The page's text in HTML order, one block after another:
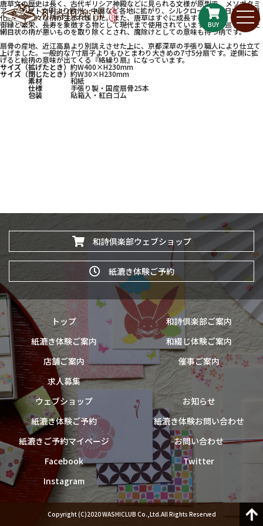
BUY
唐草文の歴史は長く、古代ギリシア神殿などに見られる文様が原型で、メソポタミ
ア、エジプト文明より欧州、中国など各地に拡がり、シルクロードより日本で国風
化されて様々な柄が生まれました。また、唐草はすぐに成長する処から、途切れぬ
御縁と繁栄、長寿を象徴する物として現代まで使用されています。張り巡らされた
網目状の柄が悪いものを取り除くとされ、魔除けとしての意味も持つ柄です。
扇骨の産地、近江高島より別誂えさせた上に、京都深草の手張り職人により仕立て
上げました。一般的な7寸扇子よりもひとまわり大きめの7寸5分扇です。逆側に拡
げると絵柄の意味が出てくる『絡繰り扇』になっています。
サイズ（拡げたとき）約W400×H230mm
サイズ（閉じたとき） 約W30×H230mm
素材 和紙
仕様 手張り製・国産扇骨25本
包装 貼箱入・紅白ゴム
和詩倶楽部ウェブショップ
紙漉き体験ご予約
トップ
和詩倶楽部ご案内
紙漉き体験ご案内
和綴じ体験ご案内
店舗ご案内
催事ご案内
求人募集
ウェブショップ
お知らせ
紙漉き体験ご予約
紙漉き体験お問い合わせ
紙漉きご予約マイページ
お問い合わせ
Facebook
Twitter
Instagram
Copyright (C)2020 WASHICLUB Co.,Ltd.All Rights Reserved